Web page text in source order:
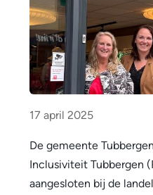
17 april 2025
De gemeente
Inclusiviteit Tubbergen
aangesloten bij de